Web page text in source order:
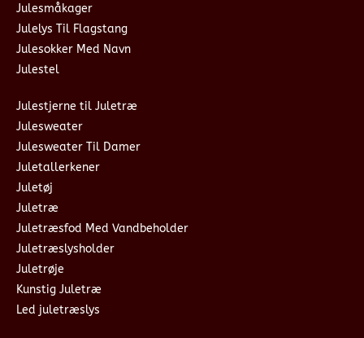
Julesmåkager
Julelys Til Flagstang
Julesokker Med Navn
Julestel
Julestjerne til Juletræ
Julesweater
Julesweater Til Damer
Juletallerkener
Juletøj
Juletræ
Juletræsfod Med Vandbeholder
Juletræslysholder
Juletrøje
Kunstig Juletræ
Led juletræslys